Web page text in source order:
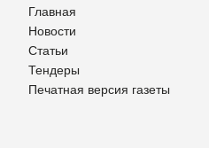
Главная
Новости
Статьи
Тендеры
Печатная версия газеты